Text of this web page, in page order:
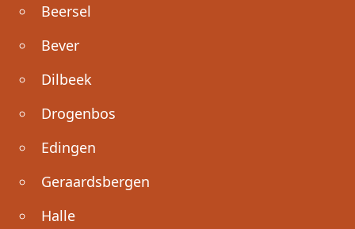
Beersel
Bever
Dilbeek
Drogenbos
Edingen
Geraardsbergen
Halle